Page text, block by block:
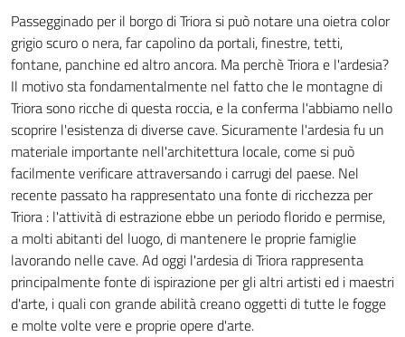
Passegginado per il borgo di Triora si può notare una oietra color
grigio scuro o nera, far capolino da portali, finestre, tetti,
fontane, panchine ed altro ancora. Ma perchè Triora e l'ardesia?
Il motivo sta fondamentalmente nel fatto che le montagne di
Triora sono ricche di questa roccia, e la conferma l'abbiamo nello
scoprire l'esistenza di diverse cave. Sicuramente l'ardesia fu un
materiale importante nell'architettura locale, come si può
facilmente verificare attraversando i carrugi del paese. Nel
recente passato ha rappresentato una fonte di ricchezza per
Triora : l'attività di estrazione ebbe un periodo florido e permise,
a molti abitanti del luogo, di mantenere le proprie famiglie
lavorando nelle cave. Ad oggi l'ardesia di Triora rappresenta
principalmente fonte di ispirazione per gli altri artisti ed i maestri
d'arte, i quali con grande abilità creano oggetti di tutte le fogge
e molte volte vere e proprie opere d'arte.